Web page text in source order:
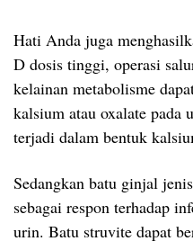
Hati Anda juga
D dosis tinggi, operasi
kelainan metabolisme
kalsium atau oxalate pada
terjadi dalam bentuk
Sedangkan batu ginjal
sebagai respon terhadap
urin. Batu struvite dapat